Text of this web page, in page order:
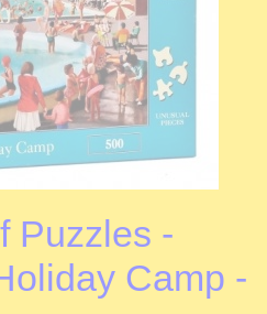
Puzzles -
Camp -